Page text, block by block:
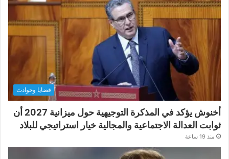
قضايا وحوادث
أخنوش يؤكد في المذكرة التوجيهية حول ميزانية 2027 أن
ثوابت العدالة الاجتماعية والمجالية خيار استراتيجي للبلاد
منذ 19 ساعة